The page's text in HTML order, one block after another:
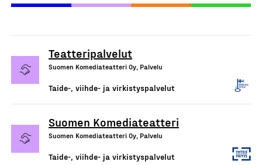
Teatteripalvelut
Suomen Komediateatteri Oy, Palvelu
Taide-, viihde- ja virkistyspalvelut
Suomen Komediateatteri
Suomen Komediateatteri Oy, Palvelu
Taide-, viihde- ja virkistyspalvelut